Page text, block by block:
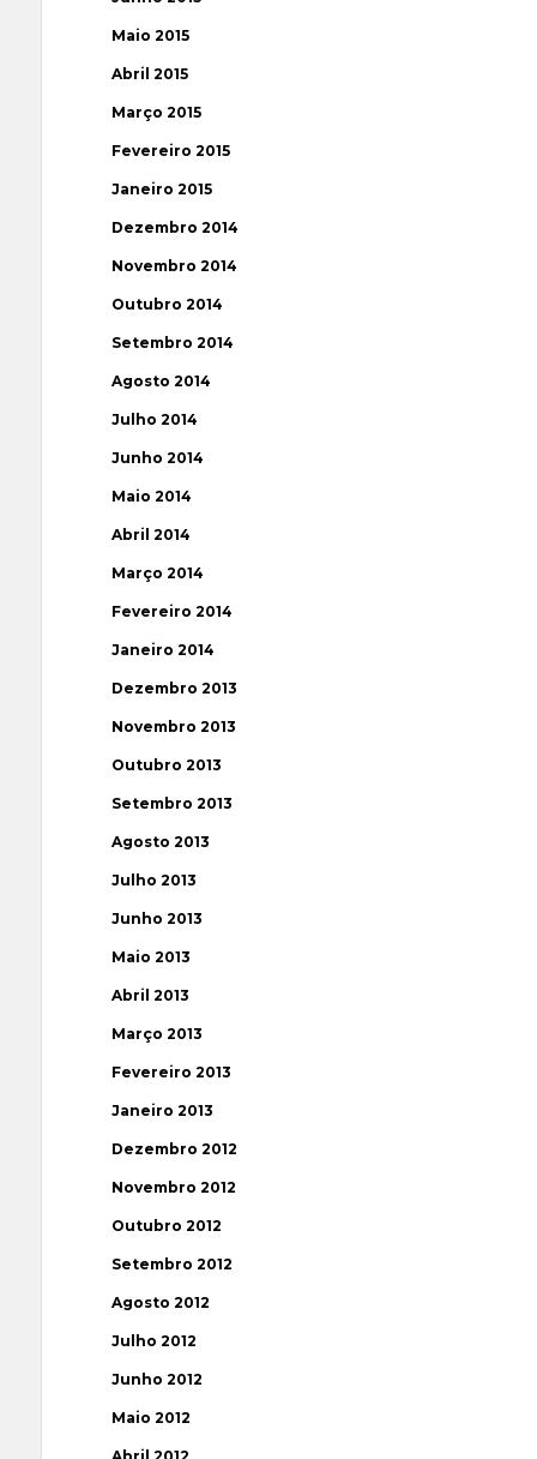
Maio 2015
Abril 2015
Março 2015
Fevereiro 2015
Janeiro 2015
Dezembro 2014
Novembro 2014
Outubro 2014
Setembro 2014
Agosto 2014
Julho 2014
Junho 2014
Maio 2014
Abril 2014
Março 2014
Fevereiro 2014
Janeiro 2014
Dezembro 2013
Novembro 2013
Outubro 2013
Setembro 2013
Agosto 2013
Julho 2013
Junho 2013
Maio 2013
Abril 2013
Março 2013
Fevereiro 2013
Janeiro 2013
Dezembro 2012
Novembro 2012
Outubro 2012
Setembro 2012
Agosto 2012
Julho 2012
Junho 2012
Maio 2012